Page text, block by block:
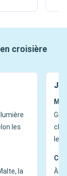
croisière
les
la
les
À